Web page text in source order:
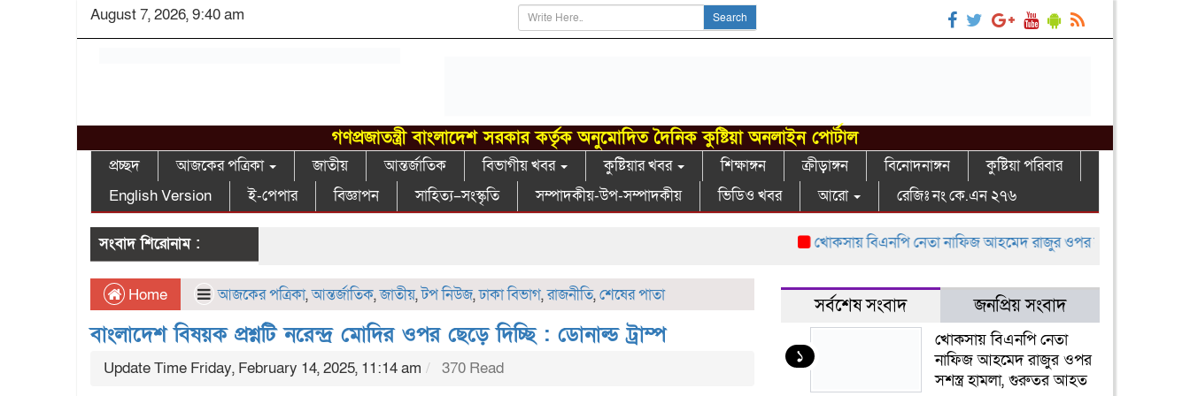
August 7, 2026, 9:40 am Search
গণপ্রজাতন্ত্রী বাংলাদেশ সরকার কর্তৃক অনুমোদিত দৈনিক কুষ্টিয়া অনলাইন পোর্টাল
প্রচ্ছদ আজকের পত্রিকা জাতীয় আন্তর্জাতিক বিভাগীয় খবর কুষ্টিয়ার খবর শিক্ষাঙ্গন ক্রীড়াঙ্গন বিনোদনাঙ্গন
কুষ্টিয়া পরিবার
English Version
ই-পেপার বিজ্ঞাপন সাহিত্য–সংস্কৃতি সম্পাদকীয়-উপ-সম্পাদকীয় ভিডিও খবর আরো রেজিঃ নং কে.এন ২৭৬
সংবাদ শিরোনাম : খোকসায় বিএনপি নেতা নাফিজ আহমেদ রাজুর ওপর সশস্ত্র হামলা, গুরুতর
Home আজকের পত্রিকা,আন্তর্জাতিক,জাতীয়,টপ নিউজ,ঢাকা বিভাগ,রাজনীতি,শেষের পাতা
বাংলাদেশ বিষয়ক প্রশ্নটি নরেন্দ্র মোদির ওপর ছেড়ে দিচ্ছি : ডোনাল্ড ট্রাম্প
Update Time Friday, February 14, 2025, 11:14 am 370 Read
সর্বশেষ সংবাদ জনপ্রিয় সংবাদ
১
খোকসায় বিএনপি নেতা
নাফিজ আহমেদ রাজুর ওপর
সশস্ত্র হামলা, গুরুতর আহত